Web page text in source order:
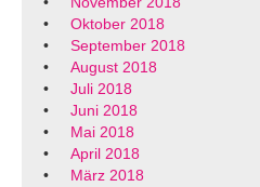
Oktober 2018
September 2018
August 2018
Juli 2018
Juni 2018
Mai 2018
April 2018
März 2018